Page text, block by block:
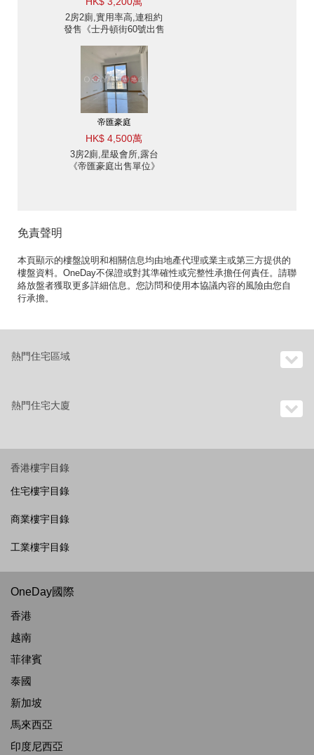
2房2廁,實用率高,連租約
發售《士丹頓街60號出售
帝匯豪庭
HK$ 4,500萬
3房2廁,星級會所,露台
《帝匯豪庭出售單位》
免責聲明
本頁顯示的樓盤說明和相關信息均由地產代理或業主或第三方提供的
樓盤資料。OneDay不保證或對其準確性或完整性承擔任何責任。請聯
絡放盤者獲取更多詳細信息。您訪問和使用本協議內容的風險由您自
行承擔。
熱門住宅區域
熱門住宅大廈
香港樓宇目錄
住宅樓宇目錄
商業樓宇目錄
工業樓宇目錄
OneDay國際
香港
越南
菲律賓
泰國
新加坡
馬來西亞
印度尼西亞